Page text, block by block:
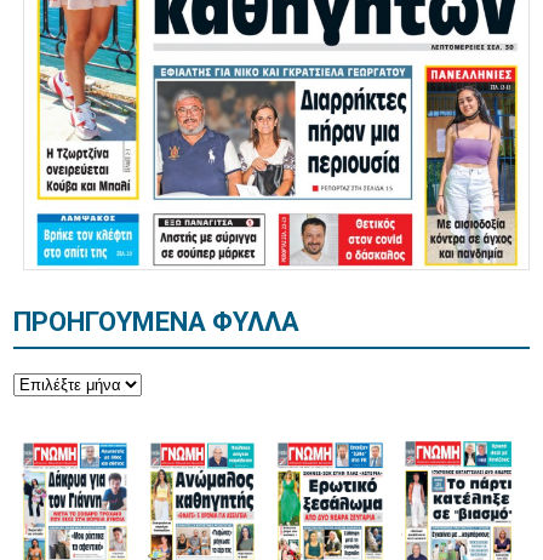
ΠΡΟΗΓΟΥΜΕΝΑ ΦΥΛΛΑ